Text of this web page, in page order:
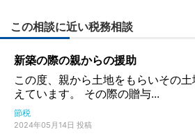
この相談に近い税務相談
新築の際の親からの援助
この度、親から土地をもらいその
えています。 その際の贈与...
節税
2024年05月14日 投稿